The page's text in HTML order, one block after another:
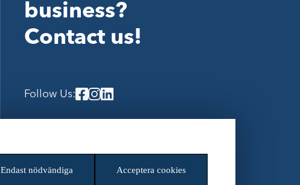
business?
Contact us!
Follow Us:
Endast nödvändiga Acceptera cookies